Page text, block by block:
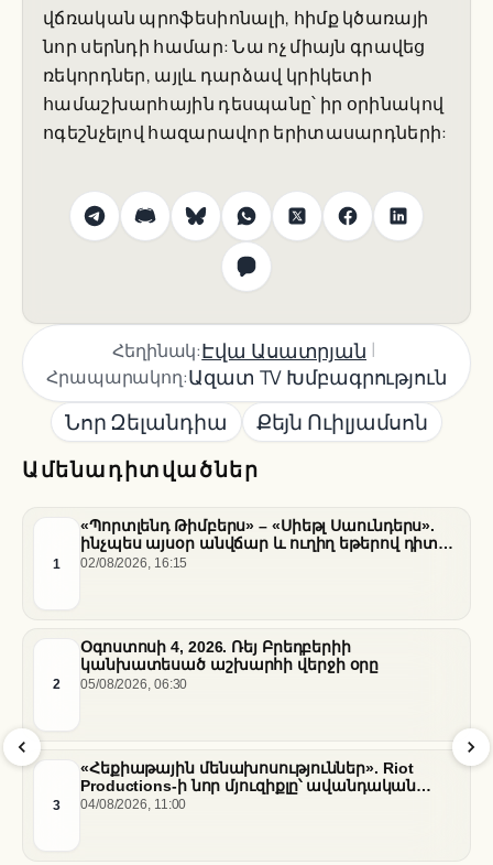
Ամենադիտվածներ
1
«Պորտլենդ Թիմբերս» – «Սիեթլ Սաունդերս».
ինչպես այսօր անվճար և ուղիղ եթերով դիտել
հանդիպումը
02/08/2026, 16:15
2
Օգոստոսի 4, 2026. Ռեյ Բրեդբերիի
կանխատեսած աշխարհի վերջի օրը
05/08/2026, 06:30
3
«Հեքիաթային մենախոսություններ». Riot
Productions-ի նոր մյուզիքլը՝ ավանդական
պատմությունների նոր վերաիմաստավորում
04/08/2026, 11:00
վճռական պրոֆեսիոնալի, հիմք կծառայի
նոր սերնդի համար: Նա ոչ միայն գրավեց
ռեկորդներ, այլև դարձավ կրիկետի
համաշխարհային դեսպանը՝ իր օրինակով
ոգեշնչելով հազարավոր երիտասարդների:
Հեղինակ:Էվա Ասատրյան |
Հրապարակող:Ազատ TV Խմբագրություն
Նոր Զելանդիա Քեյն Ուիլյամսոն